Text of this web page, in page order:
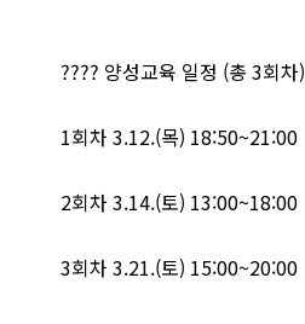
???? 양성교육 일정 (총 3회차)
1회차 3.12.(목) 18:50~21:00
2회차 3.14.(토) 13:00~18:00
3회차 3.21.(토) 15:00~20:00